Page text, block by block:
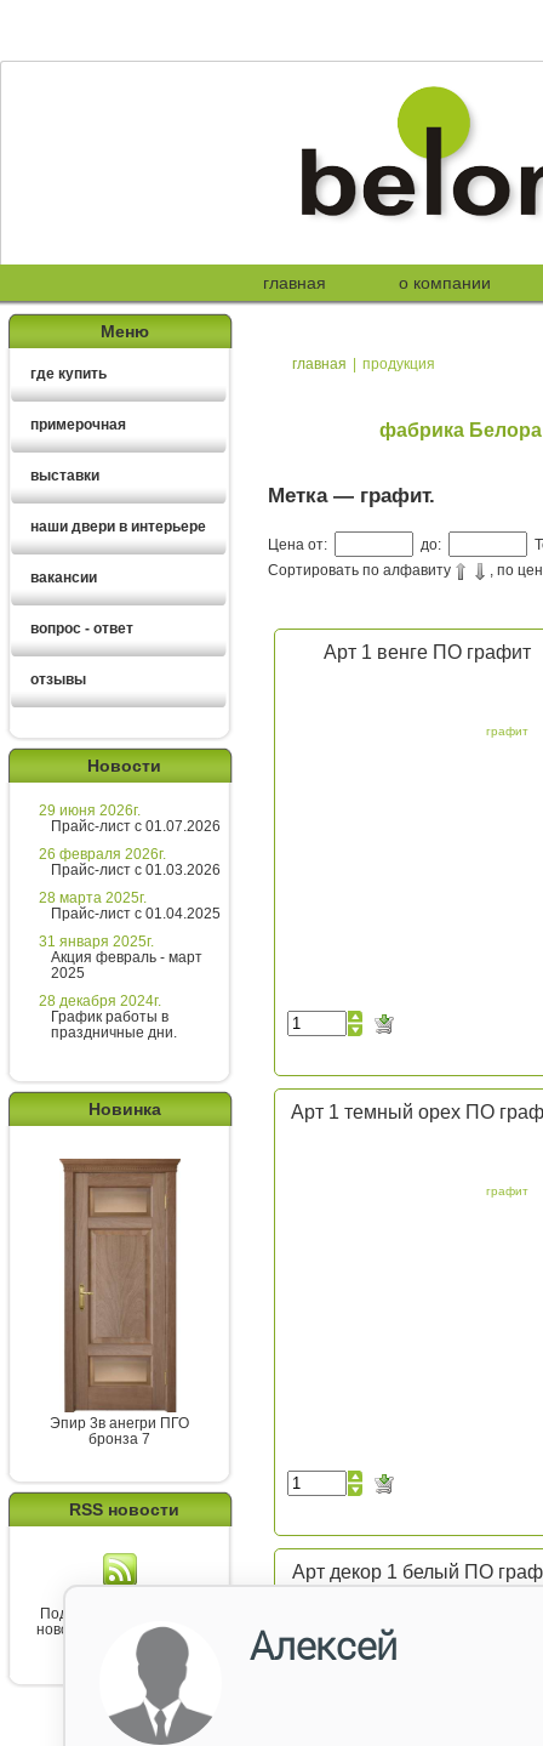
главная о компании
Меню
где купить
примерочная
выставки
наши двери в интерьере
вакансии
вопрос - ответ
отзывы
Новости
29 июня 2026г.
Прайс-лист с 01.07.2026
26 февраля 2026г.
Прайс-лист с 01.03.2026
28 марта 2025г.
Прайс-лист с 01.04.2025
31 января 2025г.
Акция февраль - март
2025
28 декабря 2024г.
График работы в
праздничные дни.
Новинка
Эпир 3в анегри ПГО
бронза 7
RSS новости
Подпишитесь на канал
новостей от Belorawood
главная | продукция
фабрика
Метка — графит.
Цена от: до:
Сортировать по алфавиту
, по
Арт 1 венге ПО графит
графит
Арт 1 темный орех ПО
графит
Арт декор 1 белый ПО
Введите сообщение
Алексей
Здравствуйте!
Хотите получить расчет
стоимости за 5 минут?
Напишите мне и я все расскажу
подробно!